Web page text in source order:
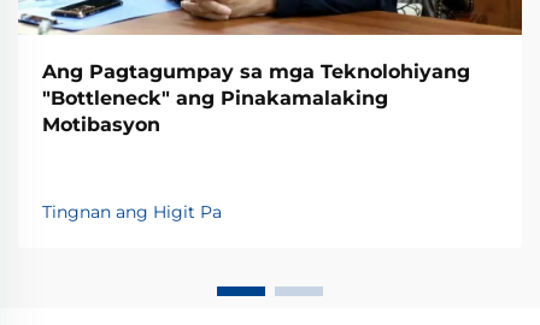
Ang Pagtagumpay sa mga Teknolohiyang
"Bottleneck" ang Pinakamalaking
Motibasyon
Tingnan ang Higit Pa